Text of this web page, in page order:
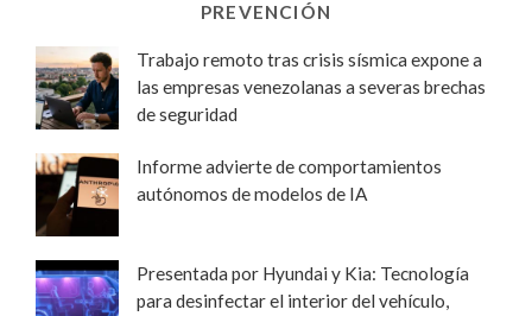
PREVENCIÓN
Trabajo remoto tras crisis sísmica expone a
las empresas venezolanas a severas brechas
de seguridad
Informe advierte de comportamientos
autónomos de modelos de IA
Presentada por Hyundai y Kia: Tecnología
para desinfectar el interior del vehículo,